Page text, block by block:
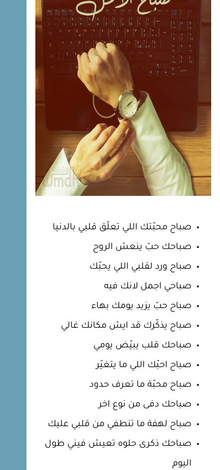
صباح محبّتك اللي تعلّق قلبي بالدنيا
صباحك حبّ ينعش الروح
صباح ورد لقلبي اللي يحبّك
صباحي اجمل لانك فيه
صباح حبّ يزيد يومك بهاء
صباح يذكّرك قد ايش مكانك غالي
صباحك قلب يبيّض يومي
صباح احبّك اللي ما يتغيّر
صباح محبّة ما تعرف حدود
صباحك دفى من نوع اخر
صباح لهفة ما تنطفي من قلبي عليك
صباحك ذكرى حلوه تعيش فيني طول
اليوم